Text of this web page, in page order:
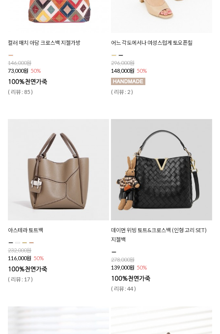
컬러 매치 아담 크로스백 지젤가방
146,000원
73,000원 50%
( 리뷰 : 85 )
어느 각도에서나 여성스럽게 토오픈힐
296,000원
148,000원 50%
( 리뷰 : 2 )
아스테라 토트백
232,000원
116,000원 50%
( 리뷰 : 17 )
데이먼 위빙 토트&크로스백 (인형 고리 SET)
지젤백
278,000원
139,000원 50%
( 리뷰 : 44 )